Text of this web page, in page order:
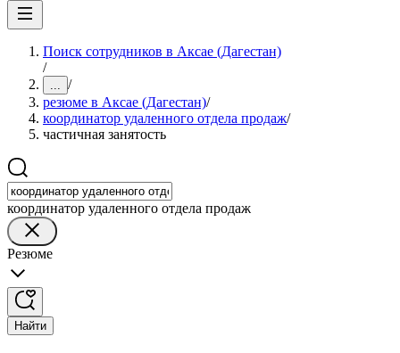
Поиск сотрудников в Аксае (Дагестан)
/
... /
резюме в Аксае (Дагестан)/
координатор удаленного отдела продаж/
частичная занятость
координатор удаленного отдела продаж
Резюме
Найти